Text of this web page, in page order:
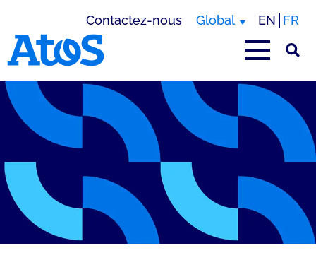
Contactez-nous Global EN FR